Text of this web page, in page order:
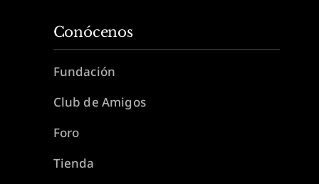
Conócenos
Fundación
Club de Amigos
Foro
Tienda